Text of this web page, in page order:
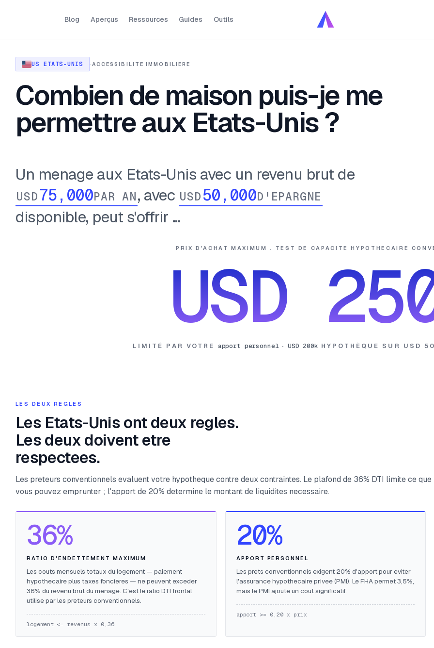
Blog Aperçus Ressources Guides Outils
US ETATS-UNIS · ACCESSIBILITE IMMOBILIERE
Combien de maison puis-je me
permettre aux Etats-Unis ?
Un menage aux Etats-Unis avec un revenu brut de
USD PAR AN, avec USD D'EPARGNE
disponible, peut s'offrir ...
PRIX D'ACHAT MAXIMUM . TEST DE CAPACITE HYPOTHECAIRE
USD
LIMITÉ PAR VOTRE apport personnel· USD 200k HYPOTHÈQUE SUR USD
LES DEUX REGLES
Les Etats-Unis ont deux regles.
Les deux doivent etre
respectees.
Les preteurs conventionnels evaluent votre hypotheque contre deux contraintes. Le plafond de 36% DTI limite ce que
vous pouvez emprunter ; l'apport de 20% determine le montant de liquidites necessaire.
36%
RATIO D'ENDETTEMENT MAXIMUM
Les couts mensuels totaux du logement — paiement
hypothecaire plus taxes foncieres — ne peuvent exceder
36% du revenu brut du menage. C'est le ratio DTI frontal
utilise par les preteurs conventionnels.
logement <= revenus x 0,36
20%
APPORT PERSONNEL
Les prets conventionnels exigent 20% d'apport pour eviter
l'assurance hypothecaire privee (PMI). Le FHA permet 3,5%,
mais le PMI ajoute un cout significatif.
apport >= 0,20 x prix